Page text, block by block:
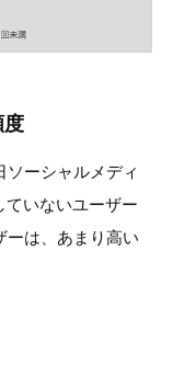
度
ソーシャルメディ
ていないユーザー
ーは、あまり高い